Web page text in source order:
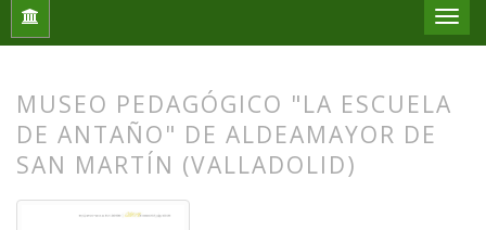
Inicio Centros de Patrimonio
MUSEO PEDAGÓGICO "LA ESCUELA
DE ANTAÑO" DE ALDEAMAYOR DE
SAN MARTÍN (VALLADOLID)